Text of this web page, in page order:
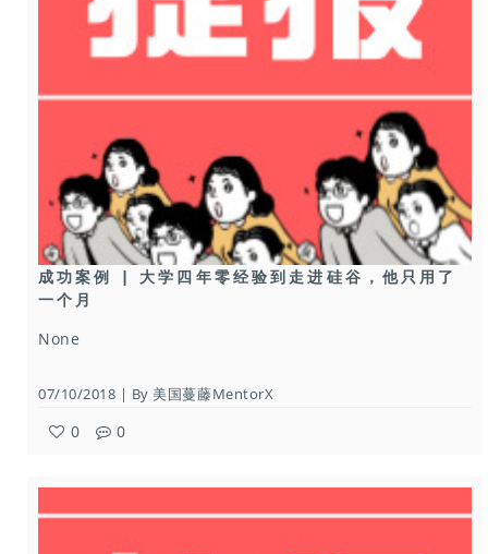
成功案例 | 大学四年零经验到走进硅谷，他只用了
一个月
None
07/10/2018 | By 美国蔓藤MentorX
0 0